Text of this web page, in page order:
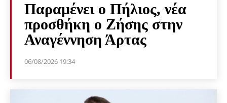
Παραμένει ο Πήλιος, νέα
προσθήκη ο Ζήσης στην
Αναγέννηση Άρτας
06/08/2026 19:34